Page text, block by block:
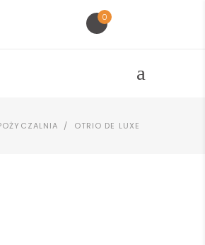
0
/ OTRIO DE LUXE